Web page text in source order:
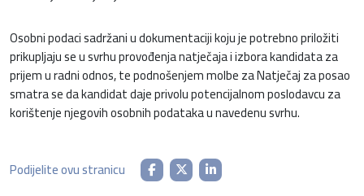
Osobni podaci sadržani u dokumentaciji koju je potrebno priložiti
prikupljaju se u svrhu provođenja natječaja i izbora kandidata za
prijem u radni odnos, te podnošenjem molbe za Natječaj za posao
smatra se da kandidat daje privolu potencijalnom poslodavcu za
korištenje njegovih osobnih podataka u navedenu svrhu.
Podijelite ovu stranicu